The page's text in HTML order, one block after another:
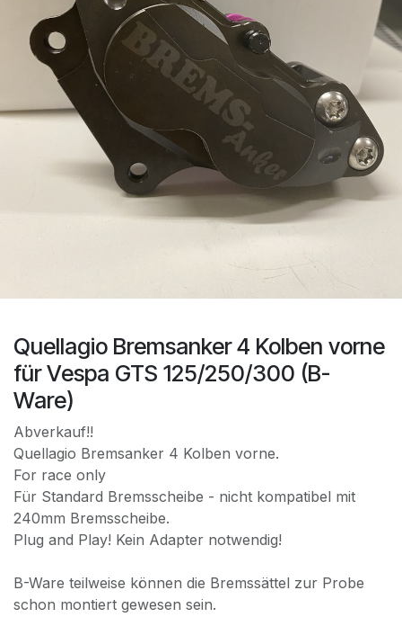
Quellagio Bremsanker 4 Kolben vorne
für Vespa GTS 125/250/300 (B-
Ware)
Abverkauf!!
Quellagio Bremsanker 4 Kolben vorne.
For race only
Für Standard Bremsscheibe - nicht kompatibel mit
240mm Bremsscheibe.
Plug and Play! Kein Adapter notwendig!
B-Ware teilweise können die Bremssättel zur Probe
schon montiert gewesen sein.